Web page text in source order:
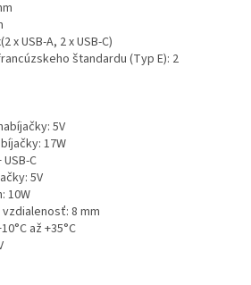
x USB-A, 2 x USB-C)
štandardu (Typ E): 2
5V
17W
C
5V
10W
vzdialenosť: 8 mm
až +35°C